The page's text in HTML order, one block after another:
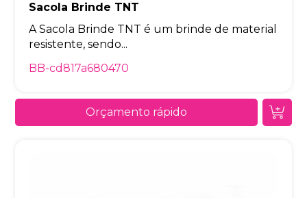
Sacola Brinde TNT
A Sacola Brinde TNT é um brinde de material
resistente, sendo...
BB-cd817a680470
Orçamento rápido